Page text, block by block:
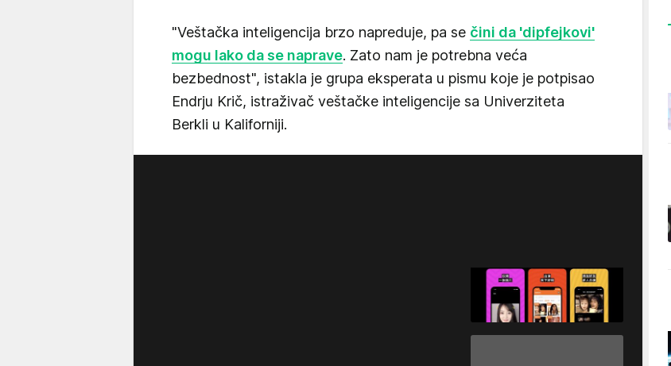
"Veštačka inteligencija brzo napreduje, pa se čini da 'dipfejkovi'
mogu lako da se naprave. Zato nam je potrebna veća
bezbednost", istakla je grupa eksperata u pismu koje je potpisao
Endrju Krič, istraživač veštačke inteligencije sa Univerziteta
Berkli u Kaliforniji.